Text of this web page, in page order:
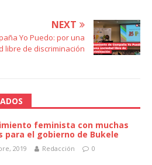
NEXT
Yo Puedo: por una
libre de discriminación
feminista con muchas
para el gobierno de Bukele
2019 Redacción 0